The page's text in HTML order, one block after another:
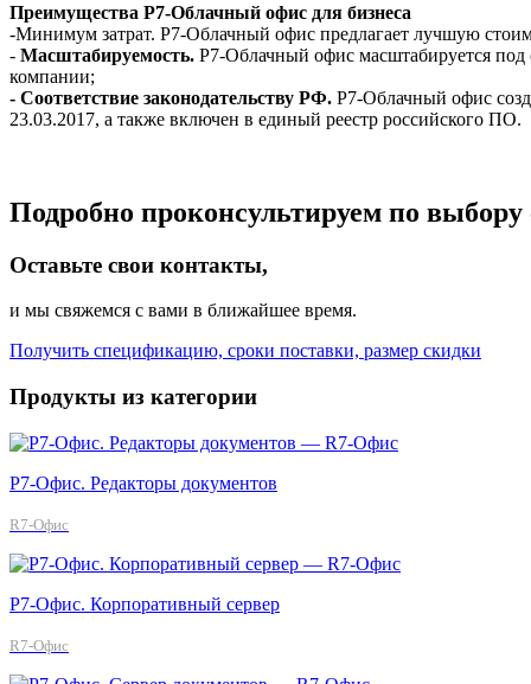
Преимущества Р7-Облачный офис для бизнеса
-Минимум затрат. Р7-Облачный офис предлагает лучшую
- Масштабируемость. Р7-Облачный офис масштабируется
компании;
- Соответствие законодательству РФ. Р7-Облачный офис
23.03.2017, а также включен в единый реестр российского ПО.
Подробно проконсультируем по
Оставьте свои контакты,
и мы свяжемся с вами в ближайшее время.
Получить спецификацию, сроки поставки, размер скидки
Продукты из категории
Р7-Офис. Редакторы документов
R7-Офис
Р7-Офис. Корпоративный сервер
R7-Офис